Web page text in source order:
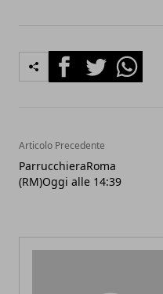
FacebookTwitterWhatsapp
Articolo Precedente
ParrucchieraRoma
(RM)Oggi alle 14:39